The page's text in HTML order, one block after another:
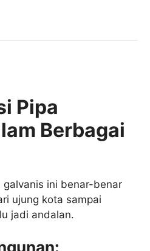
Pipa
Berbagai
galvanis ini benar-benar
ujung kota sampai
jadi andalan.